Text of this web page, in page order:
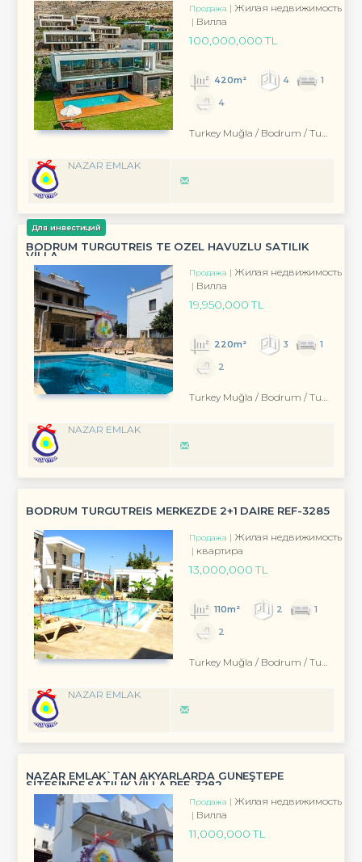
Продажа
Жилая недвижимость
Вилла
100,000,000 TL
420m² 4
1
4
Turkey Muğla / Bodrum / Turgutreis
NAZAR EMLAK
Для инвестиций
BODRUM TURGUTREİS TE ÖZEL HAVUZLU SATILIK
VİLLA
Продажа
Жилая недвижимость
Вилла
19,950,000 TL
220m² 3
1
2
Turkey Muğla / Bodrum / Turgutreis
NAZAR EMLAK
BODRUM TURGUTREİS MERKEZDE 2+1 DAİRE REF-3285
Продажа
Жилая недвижимость
квартира
13,000,000 TL
110m² 2
1
2
Turkey Muğla / Bodrum / Turgutreis
NAZAR EMLAK
NAZAR EMLAK`TAN AKYARLARDA GÜNEŞTEPE
SİTESİNDE SATILIK VİLLA REF-3282
Продажа
Жилая недвижимость
Вилла
11,000,000 TL